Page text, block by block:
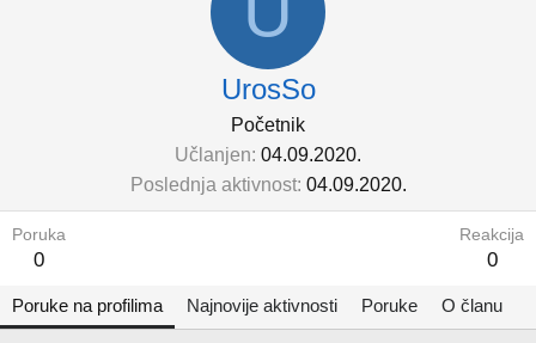
UrosSo
Početnik
Učlanjen 04.09.2020.
Poslednja aktivnost 04.09.2020.
Poruka
0
Reakcija
0
Poruke na profilima Najnovije aktivnosti Poruke O članu